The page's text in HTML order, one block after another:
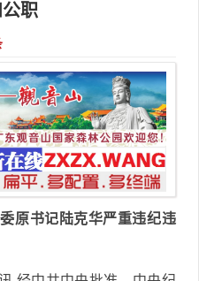
职
原书记陆克华严重违纪违